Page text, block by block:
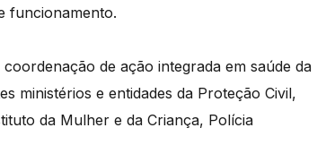
funcionamento.
coordenação de ação integrada em saúde da
ministérios e entidades da Proteção Civil,
da Mulher e da Criança, Polícia